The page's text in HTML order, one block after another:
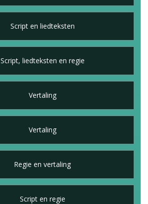
Script en liedteksten
Script, liedteksten en regie
Vertaling
Vertaling
Regie en vertaling
Script en regie